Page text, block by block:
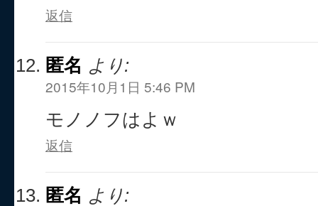
返信
匿名 より:
2015年10月1日 5:46 PM
モノノフはよｗ
返信
匿名 より: